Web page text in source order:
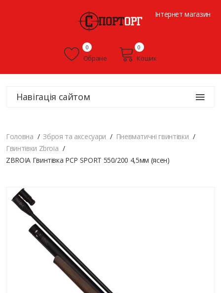
Інтернет магазин
Обране
0
Кошик
0
Навігація сайтом
Головна Зброя та аксесуари
Пневматичні гвинтівки
Гвинтівки Zbroia
ZBROIA Гвинтівка PCP SPORT 550/200 4,5мм (ясен)